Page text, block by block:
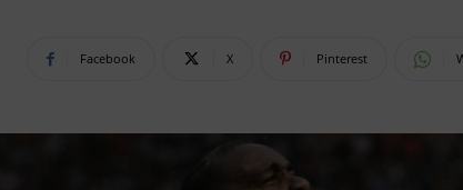
Facebook X Pinterest